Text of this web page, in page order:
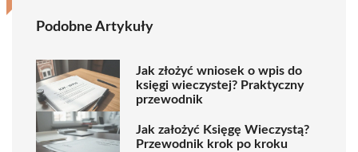
Podobne Artykuły
Jak złożyć wniosek o wpis do
księgi wieczystej? Praktyczny
przewodnik
Jak założyć Księgę Wieczystą?
Przewodnik krok po kroku